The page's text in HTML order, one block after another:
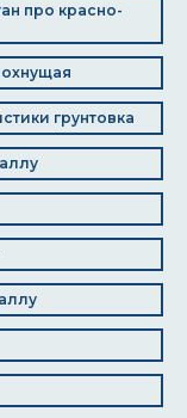
про красно-
грунтовка